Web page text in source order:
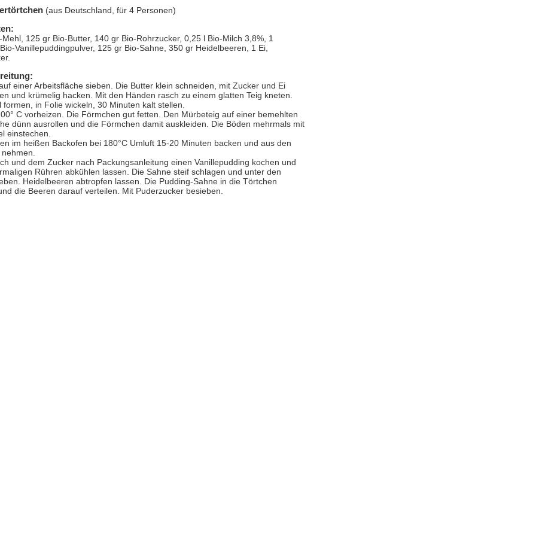
(aus Deutschland, für 4 Personen)
125 gr Bio-Butter, 140 gr Bio-Rohrzucker, 0,25 l Bio-Milch 3,8%, 1
Vanillepuddingpulver, 125 gr Bio-Sahne, 350 gr Heidelbeeren, 1 Ei,
einer Arbeitsfläche sieben. Die Butter klein schneiden, mit Zucker und Ei
und krümelig hacken. Mit den Händen rasch zu einem glatten Teig kneten.
formen, in Folie wickeln, 30 Minuten kalt stellen.
C vorheizen. Die Förmchen gut fetten. Den Mürbeteig auf einer bemehlten
dünn ausrollen und die Förmchen damit auskleiden. Die Böden mehrmals mit
einstechen.
im heißen Backofen bei 180°C Umluft 15-20 Minuten backen und aus den
und dem Zucker nach Packungsanleitung einen Vanillepudding kochen und
Rühren abkühlen lassen. Die Sahne steif schlagen und unter den
Heidelbeeren abtropfen lassen. Die Pudding-Sahne in die Törtchen
die Beeren darauf verteilen. Mit Puderzucker besieben.